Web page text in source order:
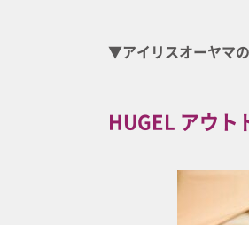
▼アイリスオーヤマ
HUGEL アウ